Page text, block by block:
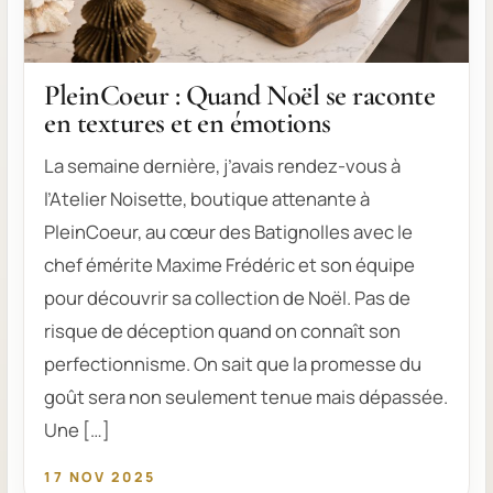
PleinCoeur : Quand Noël se raconte
en textures et en émotions
La semaine dernière, j’avais rendez-vous à
l’Atelier Noisette, boutique attenante à
PleinCoeur, au cœur des Batignolles avec le
chef émérite Maxime Frédéric et son équipe
pour découvrir sa collection de Noël. Pas de
risque de déception quand on connaît son
perfectionnisme. On sait que la promesse du
goût sera non seulement tenue mais dépassée.
Une […]
17 NOV 2025